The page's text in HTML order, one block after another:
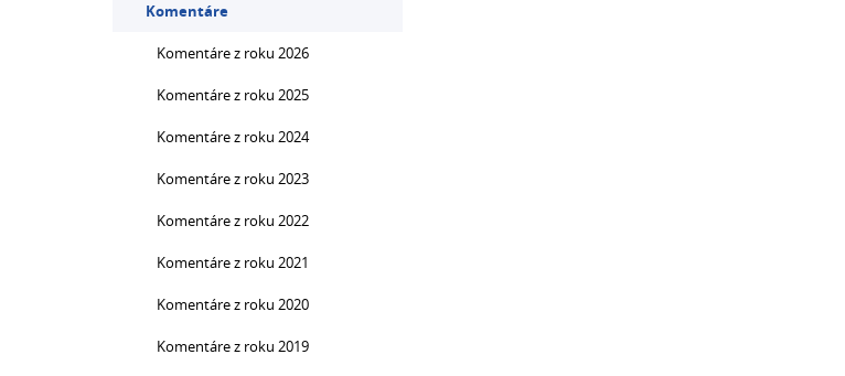
Komentáre
Komentáre z roku 2026
Komentáre z roku 2025
Komentáre z roku 2024
Komentáre z roku 2023
Komentáre z roku 2022
Komentáre z roku 2021
Komentáre z roku 2020
Komentáre z roku 2019